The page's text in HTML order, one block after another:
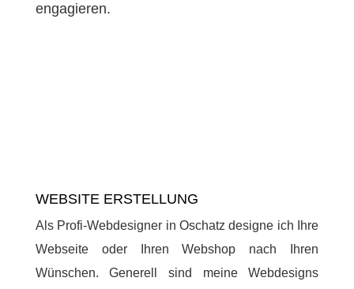
engagieren.
WEBSITE ERSTELLUNG
Als Profi-Webdesigner in Oschatz designe ich Ihre
Webseite oder Ihren Webshop nach Ihren
Wünschen. Generell sind meine Webdesigns